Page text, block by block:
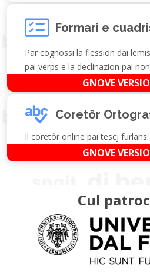
Formari e
Par cognossi la flession dai
pai verps e la declinazion pai
GNOVE
Coretôr
Il coretôr online pai tescj furlans.
GNOVE
Cul